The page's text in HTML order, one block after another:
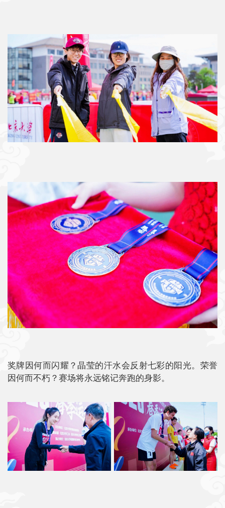
奖牌因何而闪耀？晶莹的汗水会反射七彩的阳光。荣誉
因何而不朽？赛场将永远铭记奔跑的身影。